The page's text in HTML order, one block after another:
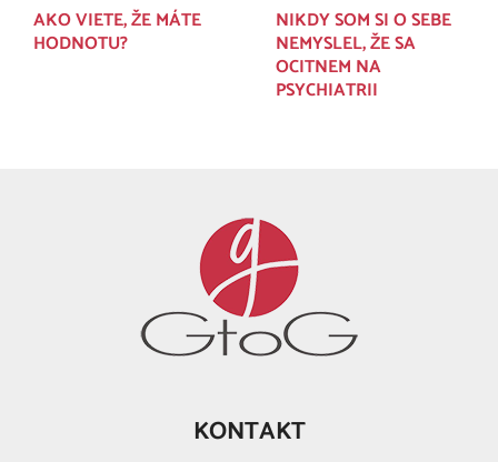
AKO VIETE, ŽE MÁTE
HODNOTU?
NIKDY SOM SI O SEBE
NEMYSLEL, ŽE SA
OCITNEM NA
PSYCHIATRII
KONTAKT